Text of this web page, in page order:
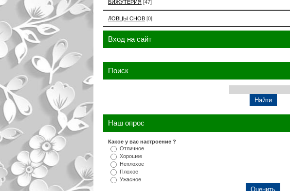
БИЖУТЕРИЯ [47]
ЛОВЦЫ СНОВ [0]
Вход на сайт
Поиск
Наш опрос
Какое у вас настроение ?
Отличное
Хорошее
Неплохое
Плохое
Ужасное